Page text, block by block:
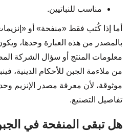
مناسب للنباتيين.
أما إذا كُتب فقط «منفحة» أو
بالمصدر من هذه العبارة وحدها،
معلومات المنتج أو سؤال الشركة
من ملاءمة الجبن للأحكام الدينية،
موثوقة، لأن معرفة مصدر الإنزيم
تفاصيل التصنيع.
هل تبقى المنفحة في